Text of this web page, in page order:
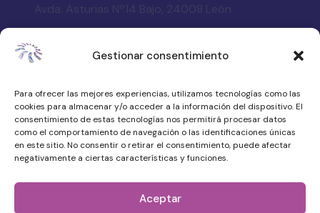
Gestionar consentimiento
Para ofrecer las mejores experiencias, utilizamos tecnologías como las
cookies para almacenar y/o acceder a la información del dispositivo. El
consentimiento de estas tecnologías nos permitirá procesar datos
como el comportamiento de navegación o las identificaciones únicas
en este sitio. No consentir o retirar el consentimiento, puede afectar
negativamente a ciertas características y funciones.
Aceptar
Avda. Asturias Nº14 Bajo, 24008 León
·
atencionalcliente@vdenergy.es
Política de privacidad